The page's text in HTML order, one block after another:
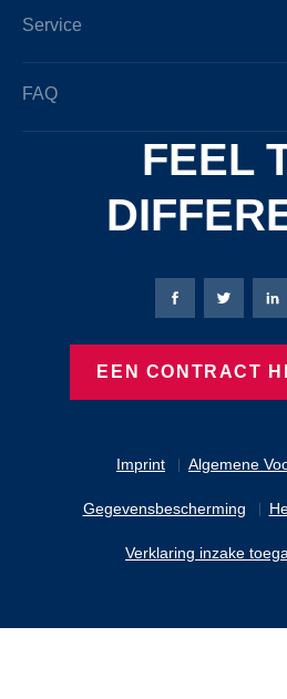
Service
FAQ
FEEL
Imprint Algemene
Gegevensbescherming
Verklaring inzake
Bierbaum-
EEN CONTRACT